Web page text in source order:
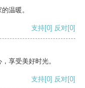
温暖。
支持[0] 反对[0]
享受美好时光。
支持[0] 反对[0]